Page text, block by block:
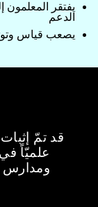
يفتقر
الدعم
يصعب قياس
قد تمّ
علميّاً
ومدارس